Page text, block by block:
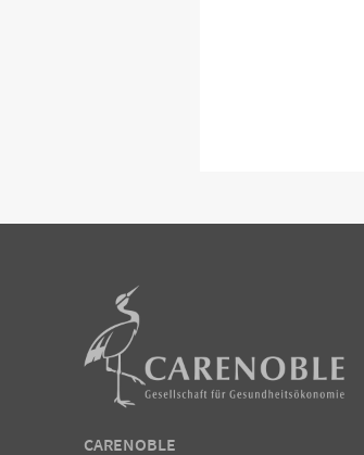
CARENOBLE